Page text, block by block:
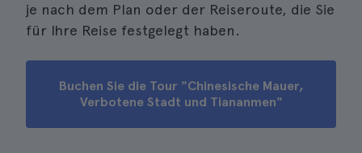
je nach dem Plan oder der Reiseroute, die Sie
für Ihre Reise festgelegt haben.
Buchen Sie die Tour "Chinesische Mauer,
Verbotene Stadt und Tiananmen"